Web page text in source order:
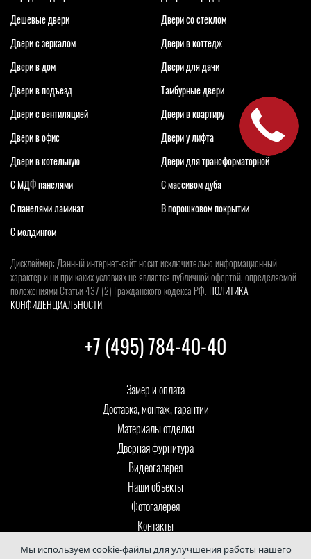
+7 (495) 784-40-40
Замер и оплата
Доставка, монтаж, гарантии
Материалы отделки
Дверная фурнитура
Видеогалерея
Наши объекты
Фотогалерея
Контакты
Дешевые двери
Двери со стеклом
Двери с зеркалом
Двери в коттедж
Двери в дом
Двери для дачи
Двери в подъезд
Тамбурные двери
Двери с вентиляцией
Двери в квартиру
Двери в офис
Двери у лифта
Двери в котельную
Двери для трансформаторной
С МДФ панелями
С массивом дуба
С панелями ламинат
В порошковом покрытии
С молдингом
Дисклеймер: Данный интернет-сайт носит исключительно информационный
характер и ни при каких условиях не является публичной офертой, определяемой
положениями Статьи 437 (2) Гражданского кодекса РФ. ПОЛИТИКА
КОНФИДЕНЦИАЛЬНОСТИ.
Мы используем cookie-файлы для улучшения работы нашего